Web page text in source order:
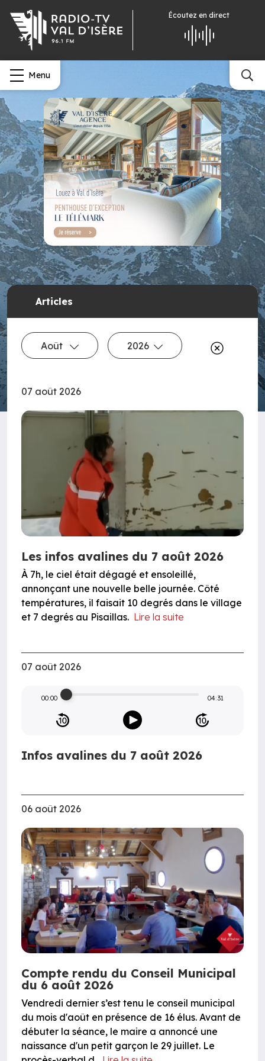
Écoutez en direct
Menu
Articles
Août 2026
07 août 2026
Les infos avalines du 7 août 2026
À 7h, le ciel était dégagé et ensoleillé,
annonçant une nouvelle belle journée. Côté
températures, il faisait 10 degrés dans le village
et 7 degrés au Pisaillas. Lire la suite
07 août 2026
00:00 04:31
Infos avalines du 7 août 2026
06 août 2026
Compte rendu du Conseil Municipal
du 6 août 2026
Vendredi dernier s’est tenu le conseil municipal
du mois d'août en présence de 16 élus. Avant de
débuter la séance, le maire a annoncé une
naissance d'un petit garçon le 29 juillet. Le